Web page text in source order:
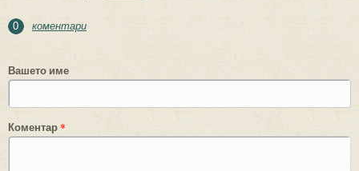
0 коментари
Вашето име
Коментар*